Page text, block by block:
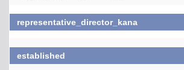
representative_director_kana
established